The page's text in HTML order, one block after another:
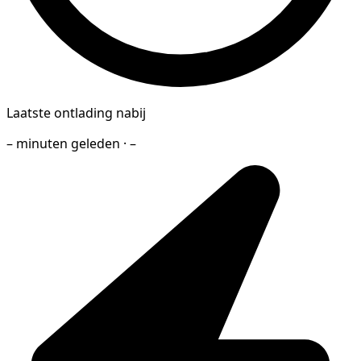
Laatste ontlading nabij
– minuten geleden · –